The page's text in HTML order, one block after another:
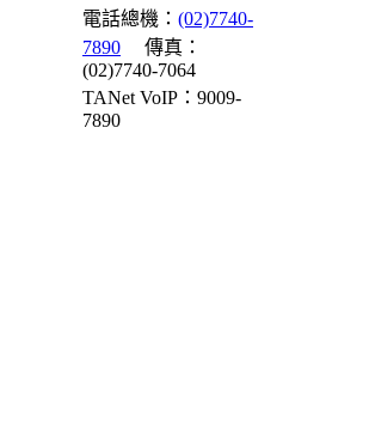
電話總機： (02)7740-
7890
傳真：
(02)7740-7064
TANet VoIP：9009-
7890